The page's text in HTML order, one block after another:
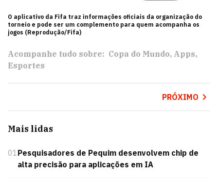
O aplicativo da Fifa traz informações oficiais da organização do
torneio e pode ser um complemento para quem acompanha os
jogos (Reprodução/Fifa)
Acompanhe tudo sobre: Copa do Mundo Apps
Esportes
PRÓXIMO
Mais lidas
01 Pesquisadores de Pequim desenvolvem chip de
alta precisão para aplicações em IA